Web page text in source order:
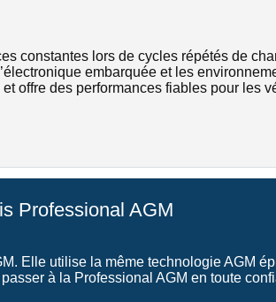
constantes lors de cycles répétés de
embarquée et les
offre des performances fiables pour les
Professional AGM
Elle utilise la même technologie AGM
à la Professional AGM en toute